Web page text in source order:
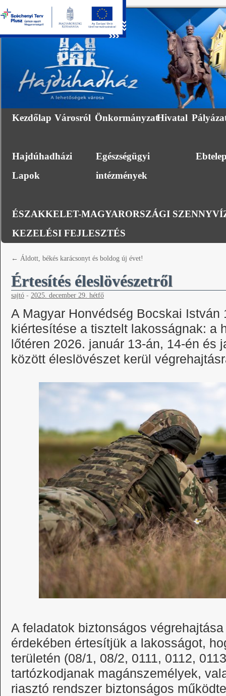
Kezdőlap Városról ÖnkormányzatHivatal
Hajdúhadházi
Lapok
Egészségügyi
intézmények
ÉSZAKKELET-MAGYARORSZÁGI
KEZELÉSI FEJLESZTÉS
← Áldott, békés karácsonyt és boldog új évet!
Értesítés éleslövészetről
sajtó - 2025. december 29. hétfő
A Magyar Honvédség Bocskai István
kiértesítése a tisztelt lakosságnak: a
lőtéren 2026. január 13-án, 14-én és
között éleslövészet kerül
A feladatok biztonságos
érdekében értesítjük a lakosságot,
területén (08/1, 08/2, 0111, 0112,
tartózkodjanak magánszemélyek,
riasztó rendszer biztonságos